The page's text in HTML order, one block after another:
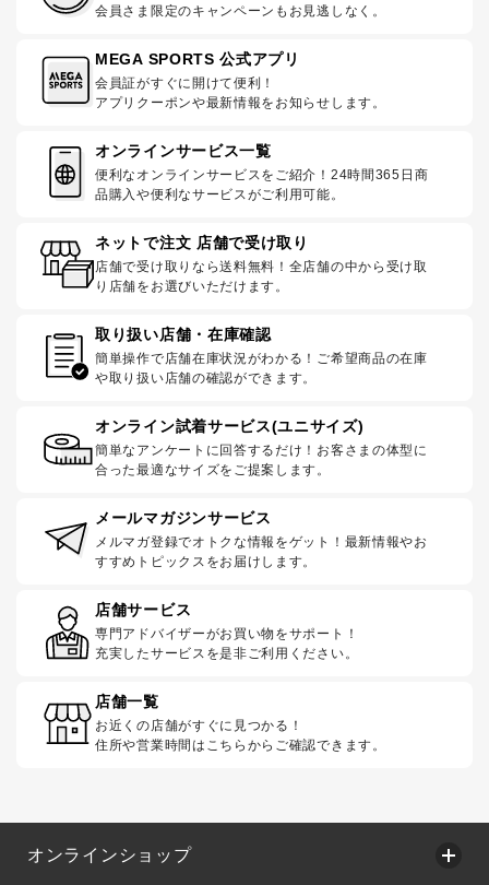
会員さま限定のキャンペーンもお見逃しなく。
MEGA SPORTS 公式アプリ
会員証がすぐに開けて便利！
アプリクーポンや最新情報をお知らせします。
オンラインサービス一覧
便利なオンラインサービスをご紹介！24時間365日商
品購入や便利なサービスがご利用可能。
ネットで注文 店舗で受け取り
店舗で受け取りなら送料無料！全店舗の中から受け取
り店舗をお選びいただけます。
取り扱い店舗・在庫確認
簡単操作で店舗在庫状況がわかる！ご希望商品の在庫
や取り扱い店舗の確認ができます。
オンライン試着サービス(ユニサイズ)
簡単なアンケートに回答するだけ！お客さまの体型に
合った最適なサイズをご提案します。
メールマガジンサービス
メルマガ登録でオトクな情報をゲット！最新情報やお
すすめトピックスをお届けします。
店舗サービス
専門アドバイザーがお買い物をサポート！
充実したサービスを是非ご利用ください。
店舗一覧
お近くの店舗がすぐに見つかる！
住所や営業時間はこちらからご確認できます。
オンラインショップ